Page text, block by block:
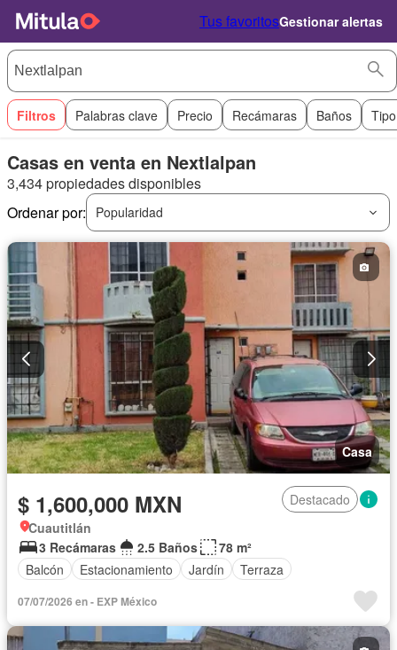
Tus favoritosGestionar alertas
Filtros Palabras clave Precio Recámaras Baños
Casas en venta en Nextlalpan
3,434 propiedades disponibles
Ordenar por:
Popularidad
Casa
$ 1,600,000 MXN
Destacado
Cuautitlán
3 Recámaras
2.5 Baños
78 m²
Balcón
Estacionamiento Jardín Terraza
07/07/2026 en - EXP México